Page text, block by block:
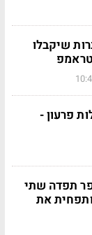
שיקבלו
פרעון -
תפדה שתי
שקל ותפחית את